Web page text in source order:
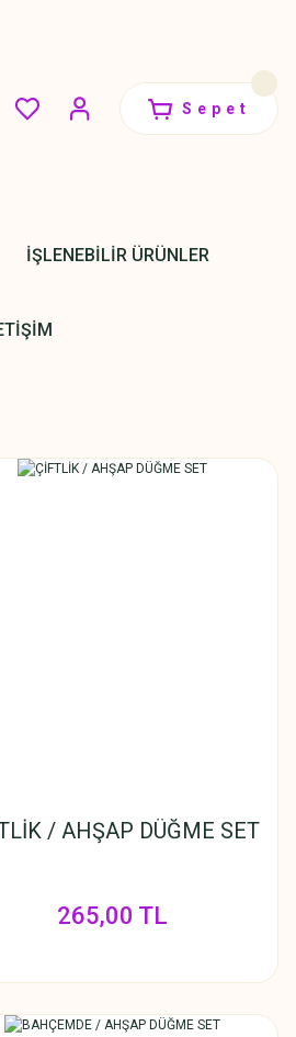
Sepet
İŞLENEBİLİR ÜRÜNLER
/ AHŞAP DÜĞME SET
265,00 TL